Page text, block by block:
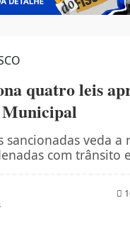
quatro leis
sancionadas veda a
com trânsito